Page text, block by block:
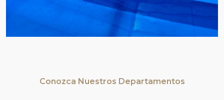
Conozca Nuestros Departamentos